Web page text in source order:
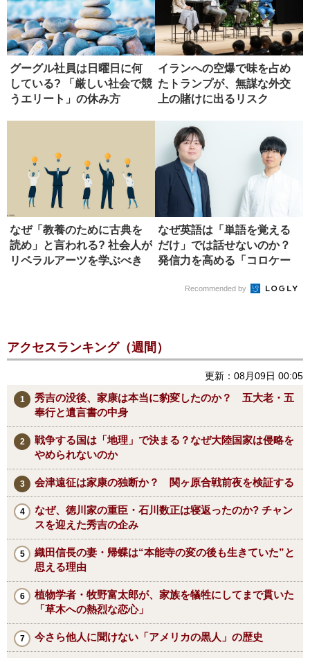
グーグル社員は日曜日に何
している? 「厳しい社会で競
うエリート」の休み方
イランへの空爆で味を占め
たトランプが、無謀な外交
上の賭けに出るリスク
なぜ「教養のために古典を
読め」と言われる? 社会人が
リベラルアーツを学ぶべき
なぜ英語は「単語を覚える
だけ」では話せないのか？
発信力を高める「コロケー
Recommended by
アクセスランキング（週間）
更新：08月09日 00:05
秀吉の没後、家康は本当に豹変したのか？ 五大老・五
奉行と遺言書の中身
戦争する国は「地理」で決まる？なぜ大陸国家は侵略を
やめられないのか
会津遠征は家康の独断か？ 関ヶ原合戦前夜を検証する
なぜ、徳川家の重臣・石川数正は寝返ったのか? チャン
スを迎えた秀吉の企み
織田信長の妻・帰蝶は“本能寺の変の後も生きていた”と
思える理由
植物学者・牧野富太郎が、家族を犠牲にしてまで貫いた
「草木への熱烈な恋心」
今さら他人に聞けない「アメリカの黒人」の歴史